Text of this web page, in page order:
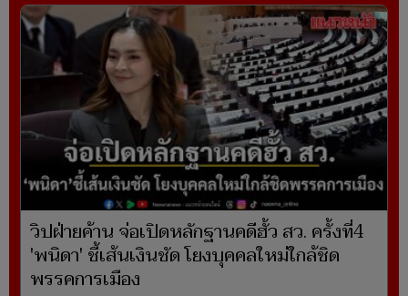
วิปฝ่ายค้าน จ่อเปิดหลักฐานคดีฮั้ว สว. ครั้งที่4
'พนิดา' ชี้เส้นเงินชัด โยงบุคคลใหม่ใกล้ชิด
พรรคการเมือง